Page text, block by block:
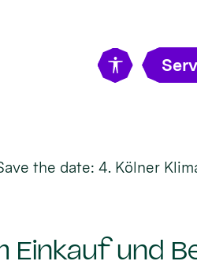
the date: 4. Kölner
Einkauf und